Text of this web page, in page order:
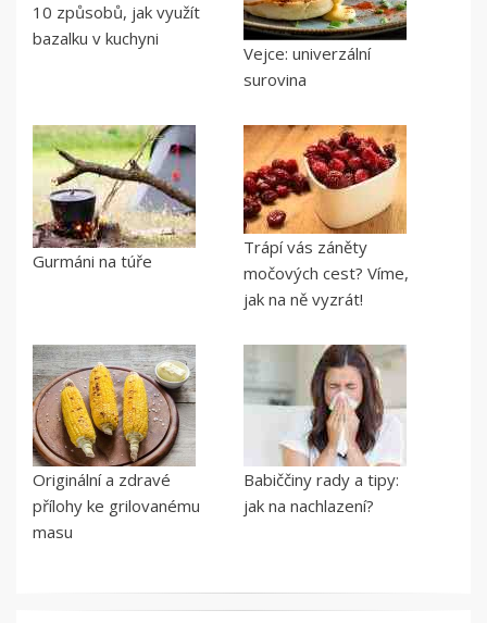
10 způsobů, jak využít
bazalku v kuchyni
Vejce: univerzální
surovina
Gurmáni na túře
Trápí vás záněty
močových cest? Víme,
jak na ně vyzrát!
Originální a zdravé
přílohy ke grilovanému
masu
Babiččiny rady a tipy:
jak na nachlazení?